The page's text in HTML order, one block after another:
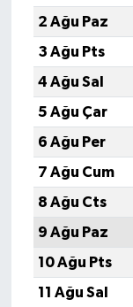
2 Ağu Paz
3 Ağu Pts
4 Ağu Sal
5 Ağu Çar
6 Ağu Per
7 Ağu Cum
8 Ağu Cts
9 Ağu Paz
10 Ağu Pts
11 Ağu Sal